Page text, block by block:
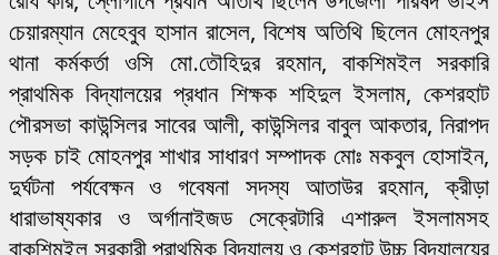
চেয়ারম্যান মেহেবুব হাসান রাসেল, বিশেষ অতিথি ছিলেন মোহনপুর
থানা কর্মকর্তা ওসি মো.তৌহিদুর রহমান, বাকশিমইল সরকারি
প্রাথমিক বিদ্যালয়ের প্রধান শিক্ষক শহিদুল ইসলাম, কেশরহাট
পৌরসভা কাউন্সিলর সাবের আলী, কাউন্সিলর বাবুল আকতার, নিরাপদ
সড়ক চাই মোহনপুর শাখার সাধারণ সম্পাদক মোঃ মকবুল হোসাইন,
দুর্ঘটনা পর্যবেক্ষন ও গবেষনা সদস্য আতাউর রহমান, ক্রীড়া
ধারাভাষ্যকার ও অর্গানাইজড সেক্রেটারি এশারুল ইসলামসহ
বাকশিমইল সরকারী প্রাথমিক বিদ্যালয় ও কেশরহাট উচ্চ বিদ্যালয়ের